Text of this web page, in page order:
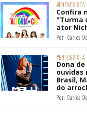
#ENTREVISTA
Confira
"Turma
ator
Por: Carlos
#ENTREVISTA
Dona
ouvidas
Brasil,
do
Por: Carlos